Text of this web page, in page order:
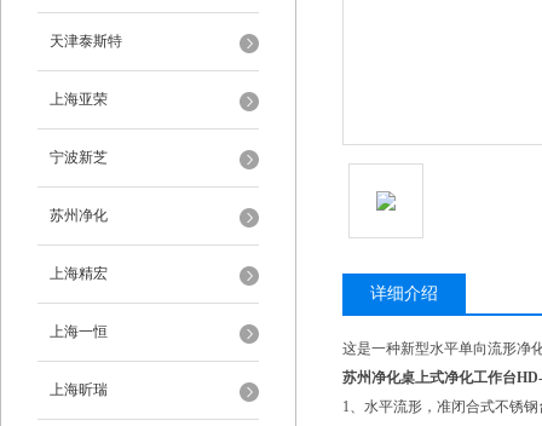
天津泰斯特
上海亚荣
宁波新芝
苏州净化
上海精宏
上海一恒
上海昕瑞
详细介绍
这是一种新型水平单向流形净
苏州净化桌上式净化工作台
1、水平流形，准闭合式不锈